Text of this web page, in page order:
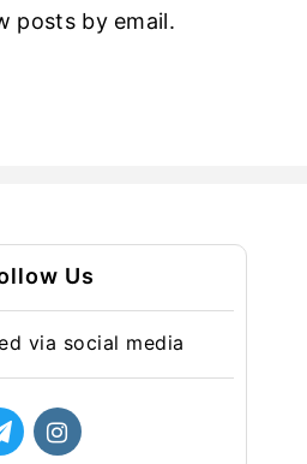
posts by email.
Us
via social media